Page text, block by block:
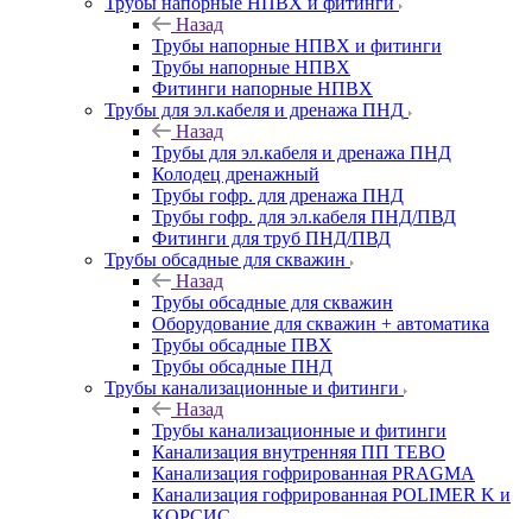
Назад
Трубы напорные НПВХ и фитинги
Трубы напорные НПВХ
Фитинги напорные НПВХ
Трубы для эл.кабеля и дренажа ПНД
Назад
Трубы для эл.кабеля и дренажа ПНД
Колодец дренажный
Трубы гофр. для дренажа ПНД
Трубы гофр. для эл.кабеля ПНД/ПВД
Фитинги для труб ПНД/ПВД
Трубы обсадные для скважин
Назад
Трубы обсадные для скважин
Оборудование для скважин + автоматика
Трубы обсадные ПВХ
Трубы обсадные ПНД
Трубы канализационные и фитинги
Назад
Трубы канализационные и фитинги
Канализация внутренняя ПП TEBO
Канализация гофрированная PRAGMA
Канализация гофрированная POLIMER K и